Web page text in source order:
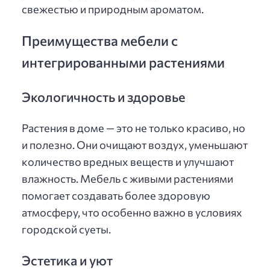
свежестью и природным ароматом.
Преимущества мебели с
интегрированными растениями
Экологичность и здоровье
Растения в доме — это не только красиво, но
и полезно. Они очищают воздух, уменьшают
количество вредных веществ и улучшают
влажность. Мебель с живыми растениями
помогает создавать более здоровую
атмосферу, что особенно важно в условиях
городской суеты.
Эстетика и уют